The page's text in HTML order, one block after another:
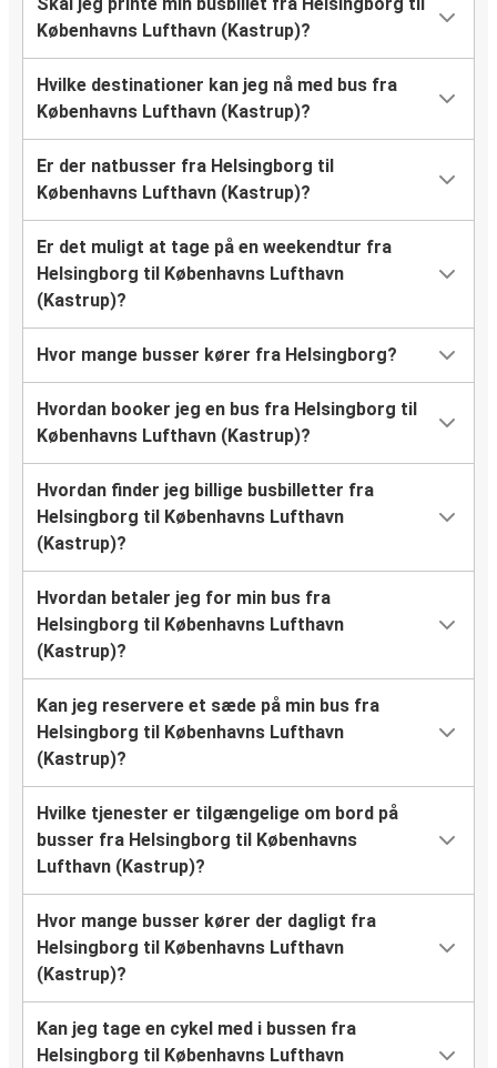
Københavns Lufthavn (Kastrup)?
Hvilke destinationer kan jeg nå med bus fra
Københavns Lufthavn (Kastrup)?
Er der natbusser fra Helsingborg til
Københavns Lufthavn (Kastrup)?
Er det muligt at tage på en weekendtur fra
Helsingborg til Københavns Lufthavn
(Kastrup)?
Hvor mange busser kører fra Helsingborg?
Hvordan booker jeg en bus fra Helsingborg til
Københavns Lufthavn (Kastrup)?
Hvordan finder jeg billige busbilletter fra
Helsingborg til Københavns Lufthavn
(Kastrup)?
Hvordan betaler jeg for min bus fra
Helsingborg til Københavns Lufthavn
(Kastrup)?
Kan jeg reservere et sæde på min bus fra
Helsingborg til Københavns Lufthavn
(Kastrup)?
Hvilke tjenester er tilgængelige om bord på
busser fra Helsingborg til Københavns
Lufthavn (Kastrup)?
Hvor mange busser kører der dagligt fra
Helsingborg til Københavns Lufthavn
(Kastrup)?
Kan jeg tage en cykel med i bussen fra
Helsingborg til Københavns Lufthavn